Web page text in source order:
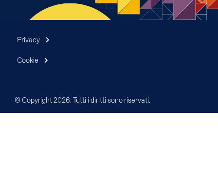
© Copyright 2026. Tutti i diritti sono riservati.
Privacy
Cookie